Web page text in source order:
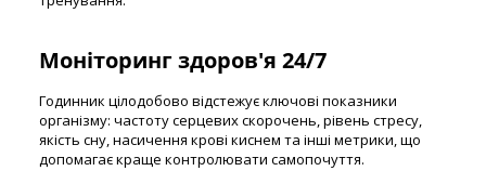
Моніторинг здоров'я 24/7
Годинник цілодобово відстежує ключові показники
організму: частоту серцевих скорочень, рівень стресу,
якість сну, насичення крові киснем та інші метрики, що
допомагає краще контролювати самопочуття.